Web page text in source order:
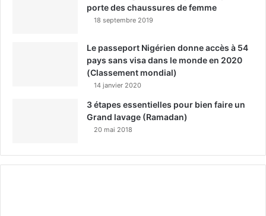
porte des chaussures de femme
18 septembre 2019
Le passeport Nigérien donne accès à 54
pays sans visa dans le monde en 2020
(Classement mondial)
14 janvier 2020
3 étapes essentielles pour bien faire un
Grand lavage (Ramadan)
20 mai 2018